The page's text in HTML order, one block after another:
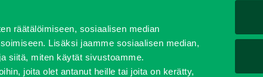
räätälöimiseen, sosiaalisen median
Lisäksi jaamme sosiaalisen median,
siitä, miten käytät sivustoamme.
joita olet antanut heille tai joita on kerätty,
JT Vuokrakone Jälleenmyyjät